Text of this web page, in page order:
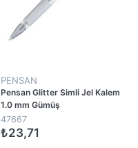
PENSAN
Pensan Glitter Simli Jel Kalem
1.0 mm Gümüş
47667
₺23,71